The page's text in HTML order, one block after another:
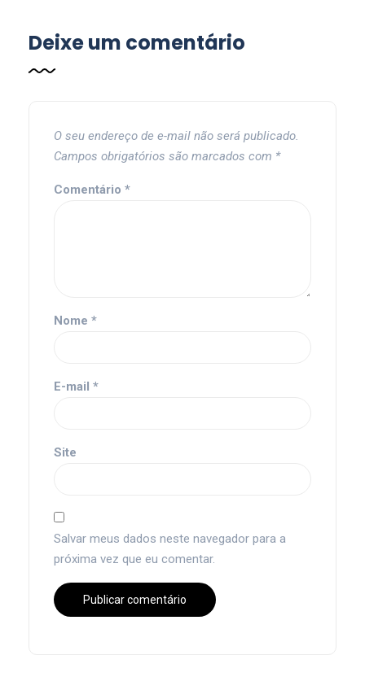
Deixe um comentário
O seu endereço de e-mail não será publicado.
Campos obrigatórios são marcados com *
Comentário *
Nome *
E-mail *
Site
Salvar meus dados neste navegador para a
próxima vez que eu comentar.